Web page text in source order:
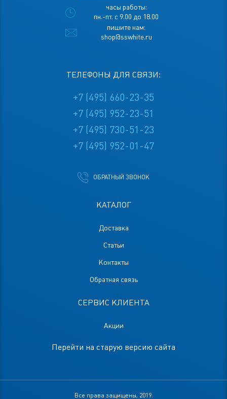
КАТАЛОГ
Доставка
Статьи
Контакты
Обратная связь
СЕРВИС КЛИЕНТА
Акции
Перейти на старую версию сайта
часы работы:
пн.-пт. с 9.00 до 18.00
пишите нам:
shop@sswhite.ru
ТЕЛЕФОНЫ ДЛЯ СВЯЗИ:
+7 (495) 660-23-35
+7 (495) 952-23-51
+7 (495) 730-51-23
+7 (495) 952-01-47
ОБРАТНЫЙ ЗВОНОК
Все права защищены, 2019.